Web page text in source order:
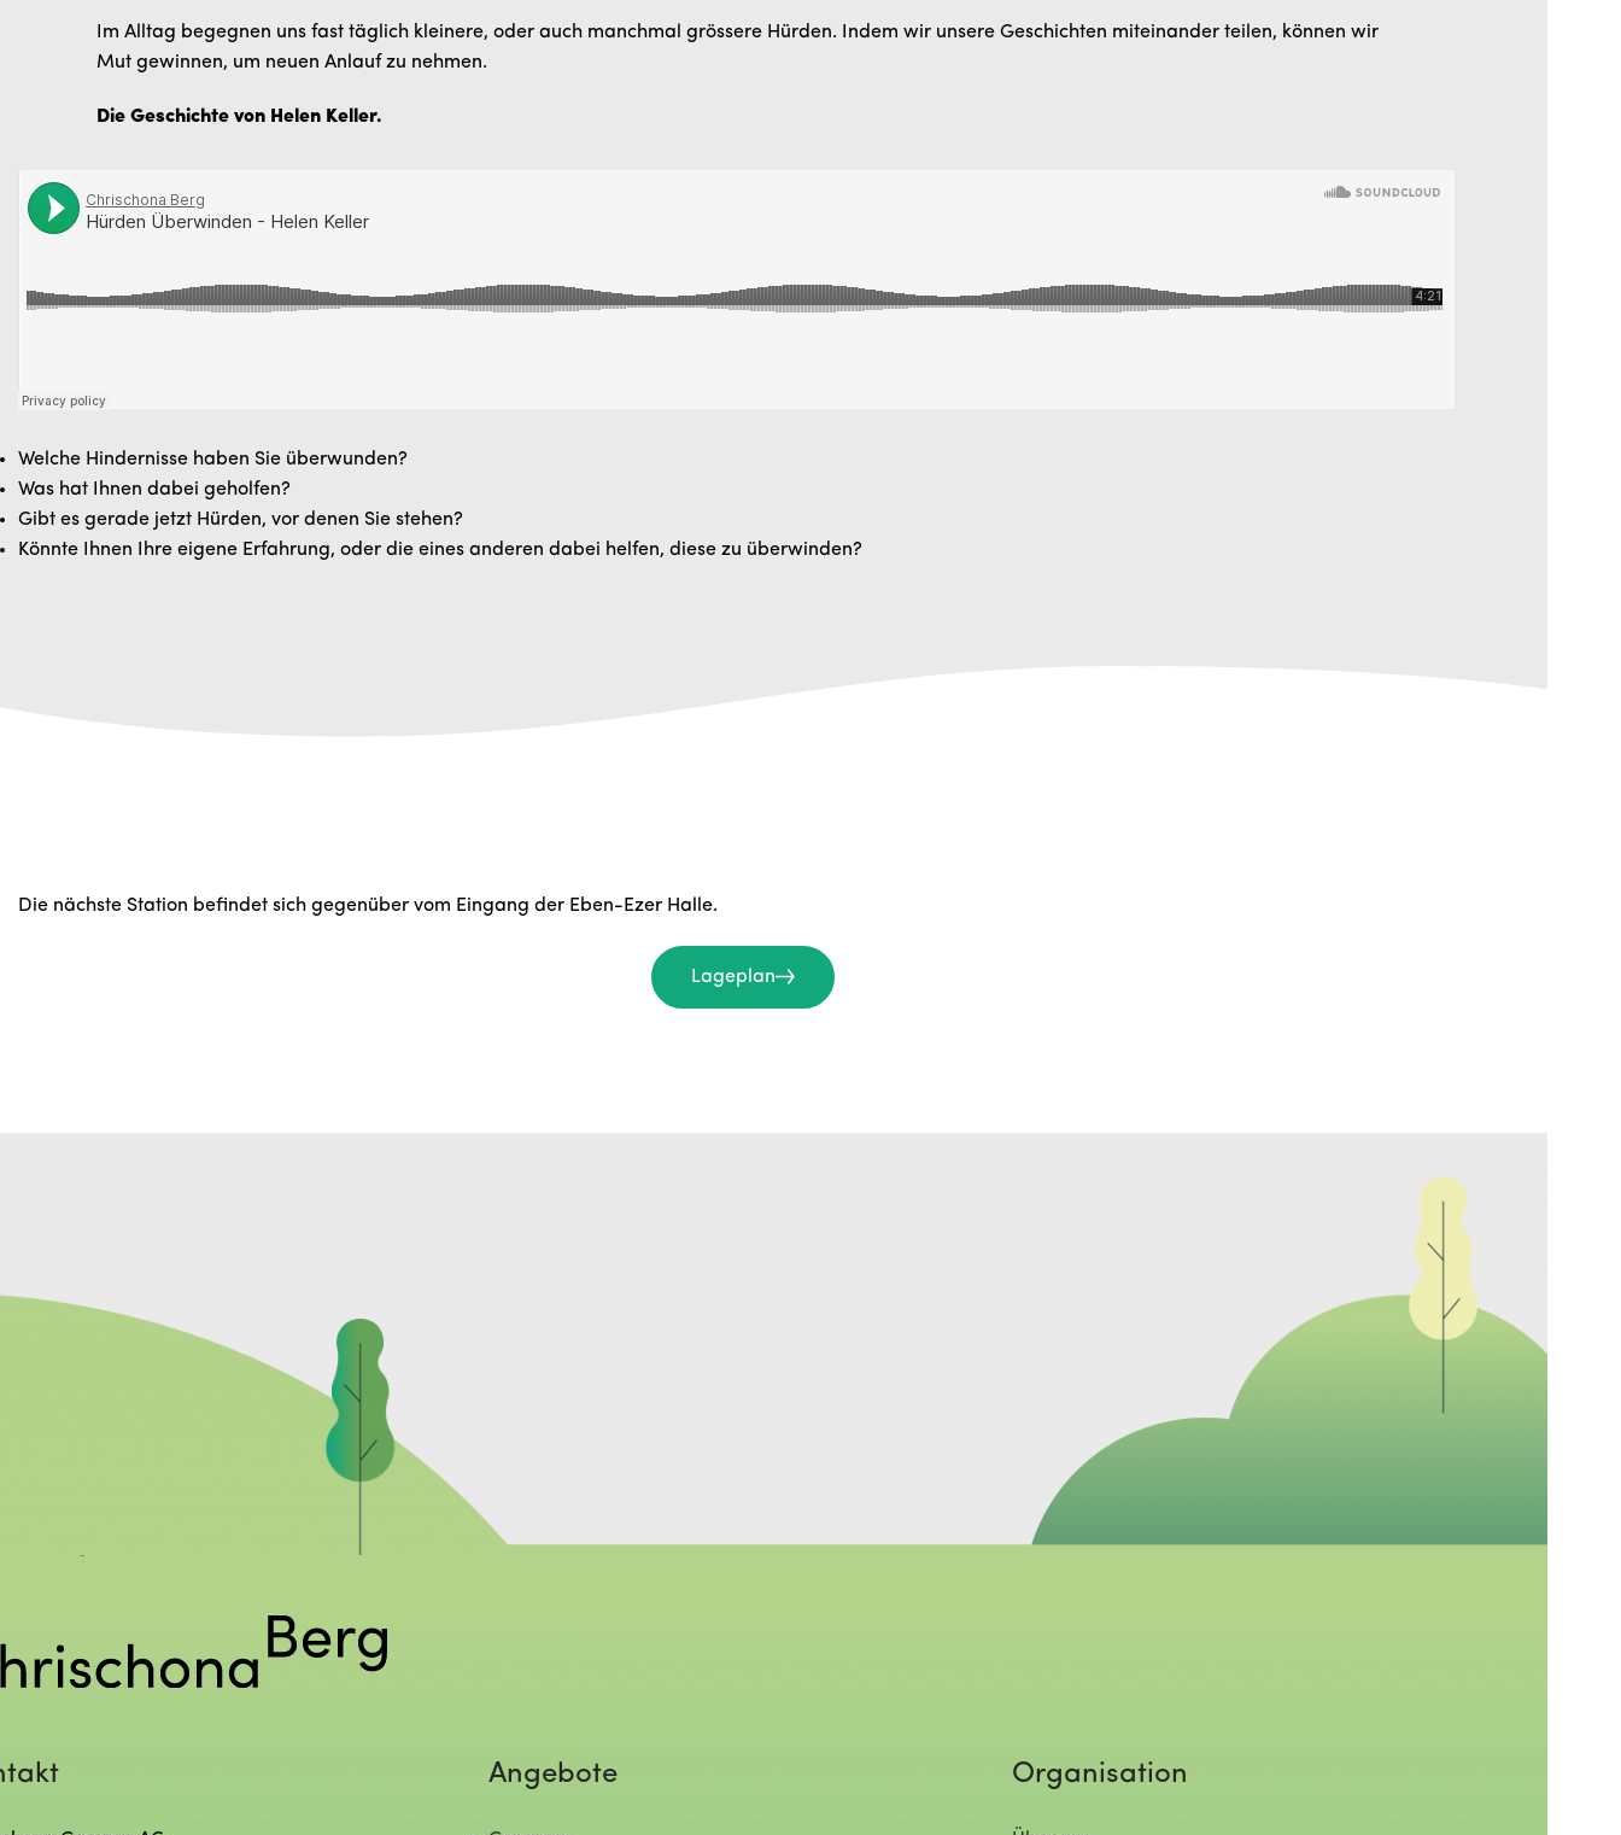
Im Alltag begegnen uns fast täglich kleinere, oder auch manchmal grössere Hürden. Indem wir unsere Geschichten miteinander teilen, können wir
Mut gewinnen, um neuen Anlauf zu nehmen.
Die Geschichte von Helen Keller.
Welche Hindernisse haben Sie überwunden?
Was hat Ihnen dabei geholfen?
Gibt es gerade jetzt Hürden, vor denen Sie stehen?
Könnte Ihnen Ihre eigene Erfahrung, oder die eines anderen dabei helfen, diese zu überwinden?
Die nächste Station befindet sich gegenüber vom Eingang der Eben-Ezer Halle.
Lageplan
Angebote Organisation